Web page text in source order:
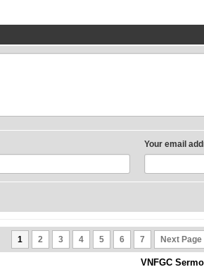
Your email
1 2 3 4 5 6 7 Next Page
VNFGC